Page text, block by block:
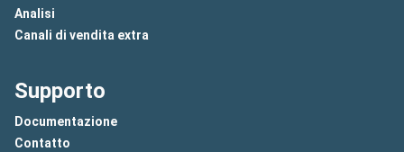
Analisi
Canali di vendita extra
Supporto
Documentazione
Contatto